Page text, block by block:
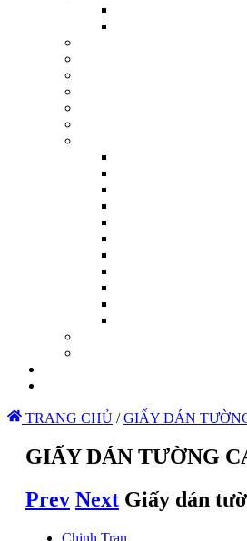
TRANG CHỦ / GIẤY DÁN
GIẤY DÁN TƯỜNG
Prev Next Giấy dán
Chinh Tran